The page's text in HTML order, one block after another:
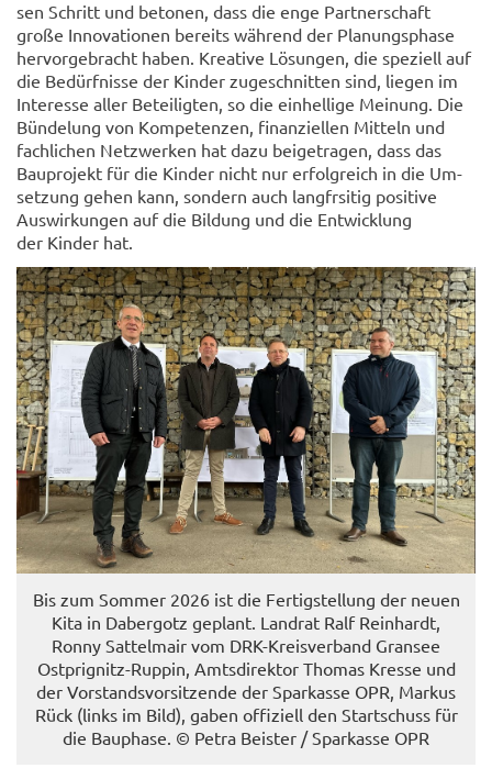
sen Schritt und be­to­nen, dass die enge Part­ner­schaft
große In­no­va­tio­nen be­reits wäh­rend der Pla­nungs­pha­se
her­vor­ge­bracht haben. Krea­ti­ve Lö­sun­gen, die spe­zi­ell auf
die Be­dürf­nis­se der Kin­der zu­ge­schnit­ten sind, lie­gen im
In­ter­es­se aller Be­tei­lig­ten, so die ein­hel­li­ge Mei­nung. Die
Bün­de­lung von Kom­pe­ten­zen, fi­nan­zi­el­len Mit­teln und
fach­li­chen Netz­wer­ken hat dazu bei­getra­gen, dass das
Bau­pro­jekt für die Kin­der nicht nur er­folg­reich in die Um­
set­zung gehen kann, son­dern auch lang­frsi­tig po­si­ti­ve
Aus­wir­kun­gen auf die Bil­dung und die Ent­wick­lung
der Kin­der hat.
Bis zum Som­mer 2026 ist die Fer­tig­stel­lung der neuen
Kita in Da­ber­gotz ge­plant. Land­rat Ralf Rein­hardt,
Ronny Sat­tel­mair vom DRK-​Kreisverband Gran­see
Ostprignitz-​Ruppin, Amts­di­rek­tor Tho­mas Kres­se und
der Vor­stands­vor­sit­zen­de der Spar­kas­se OPR, Mar­kus
Rück (links im Bild), gaben of­fi­zi­ell den Start­schuss für
die Bau­pha­se. © Petra Beis­ter / Spar­kas­se OPR